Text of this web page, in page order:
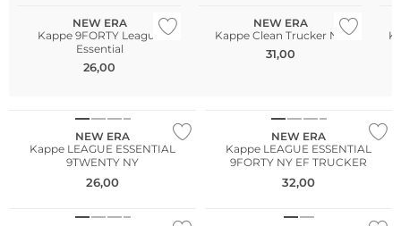
NEW ERA
Kappe 9FORTY League
Essential
26,00
NEW ERA
Kappe Clean Trucker NY
31,00
NEW ERA
Kappe LEAGUE ESSENTIAL
9TWENTY NY
26,00
NEW ERA
Kappe LEAGUE ESSENTIAL
9FORTY NY EF TRUCKER
32,00